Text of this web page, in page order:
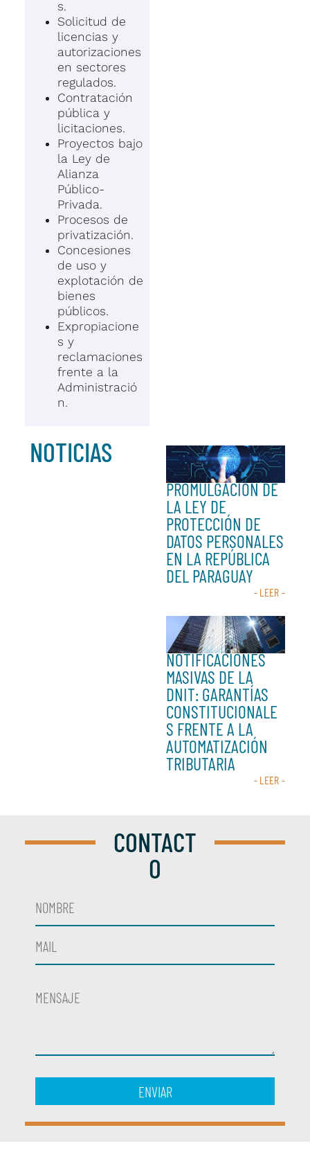
s.
Solicitud de
licencias y
autorizaciones
en sectores
regulados.
Contratación
pública y
licitaciones.
Proyectos bajo
la Ley de
Alianza
Público-
Privada.
Procesos de
privatización.
Concesiones
de uso y
explotación de
bienes
públicos.
Expropiacione
s y
reclamaciones
frente a la
Administració
n.
NOTICIAS
PROMULGACIÓN DE
LA LEY DE
PROTECCIÓN DE
DATOS PERSONALES
EN LA REPÚBLICA
DEL PARAGUAY
- LEER -
NOTIFICACIONES
MASIVAS DE LA
DNIT: GARANTÍAS
CONSTITUCIONALE
S FRENTE A LA
AUTOMATIZACIÓN
TRIBUTARIA
- LEER -
CONTACT
O
ENVIAR